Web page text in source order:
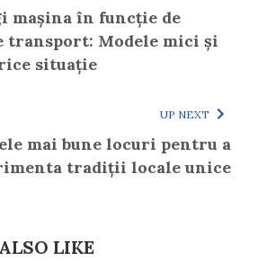
mașina în funcție de
transport: Modele mici și
situație
UP NEXT
mai bune locuri pentru a
tradiții locale unice
LIKE